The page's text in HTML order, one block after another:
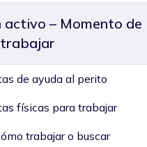
activo – Momento de
de ayuda al perito
físicas para trabajar
trabajar o buscar